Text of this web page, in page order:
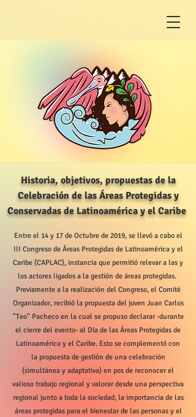
Historia, objetivos, propuestas de la
Celebración de las Áreas Protegidas y
Conservadasde Latinoamérica y el Caribe
Entre el 14 y 17 de Octubre de 2019, se llevó a cabo el
III Congreso de Áreas Protegidas de Latinoamérica y el
Caribe (CAPLAC), instancia que permitió relevar a las y
los actores ligados a la gestión de áreas protegidas. ​
Previamente a la realización del Congreso, el Comité
Organizador, recibió la propuesta del joven Juan Carlos
"Teo" Pacheco en la cual se propuso declarar -durante
el cierre del evento- al Día de las Áreas Protegidas de
Latinoamérica y el Caribe. Esto se complementó con
la propuesta de gestión de una celebración
(simultánea y adaptativa) en pos de reconocer el
valioso trabajo regional y valorar desde una perspectiva
regional junto a toda la sociedad, la importancia de las
áreas protegidas para el bienestar de las personas y el